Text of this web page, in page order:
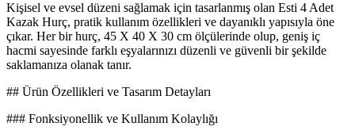
Kişisel ve evsel düzeni sağlamak için tasarlanmış olan Esti 4 Adet
Kazak Hurç, pratik kullanım özellikleri ve dayanıklı yapısıyla öne
çıkar. Her bir hurç, 45 X 40 X 30 cm ölçülerinde olup, geniş iç
hacmi sayesinde farklı eşyalarınızı düzenli ve güvenli bir şekilde
saklamanıza olanak tanır.
## Ürün Özellikleri ve Tasarım Detayları
### Fonksiyonellik ve Kullanım Kolaylığı